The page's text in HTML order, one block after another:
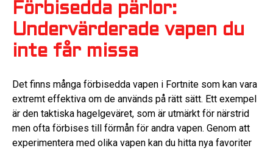
Förbisedda pärlor:
Undervärderade vapen du
inte får missa
Det finns många förbisedda vapen i Fortnite som kan vara
extremt effektiva om de används på rätt sätt. Ett exempel
är den taktiska hagelgeväret, som är utmärkt för närstrid
men ofta förbises till förmån för andra vapen. Genom att
experimentera med olika vapen kan du hitta nya favoriter